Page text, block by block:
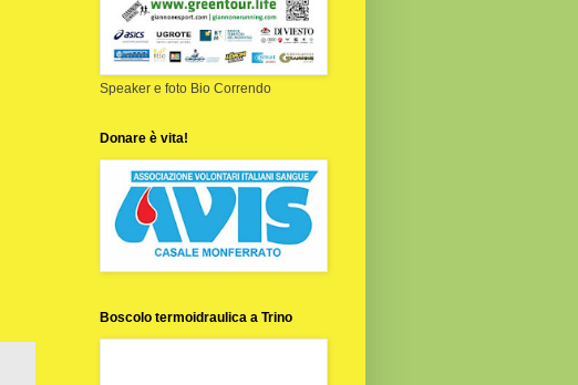
Speaker e foto Bio Correndo
Donare è vita!
Boscolo termoidraulica a Trino